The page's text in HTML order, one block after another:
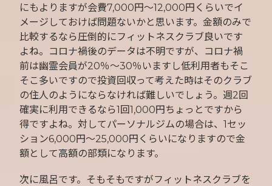
にもよりますが会費7,000円～12,000円くらいでイ
メージしておけば問題ないかと思います。金額のみで
比較するなら圧倒的にフィットネスクラブ良いです
よね。コロナ禍後のデータは不明ですが、コロナ禍
前は幽霊会員が20％～30％いますし低利用者もそこ
そこ多いですので投資回収って考えた時はそのクラブ
の住人のようにならなければ難しいでしょう。週2回
確実に利用できるなら1回1,000円ちょっとですから
得ですよね。対してパーソナルジムの場合は、1セッ
ション6,000円～25,000円くらいになりますので金
額として高額の部類になります。
次に風呂です。そもそもですがフィットネスクラブを